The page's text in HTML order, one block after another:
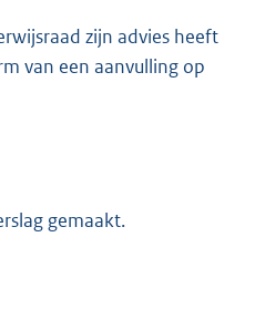
zijn advies heeft
van een aanvulling op
gemaakt.